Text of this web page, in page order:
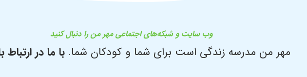
وب سایت و شبکه‌های اجتماعی مهر من را دنبال کنید
مهر من مدرسه زندگی است برای شما و کودکان شما. با ما در ارتباط